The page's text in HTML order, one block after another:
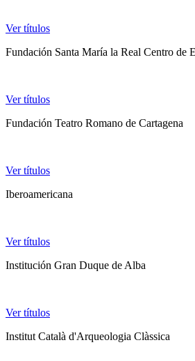
Ver títulos
Fundación Santa María la Real Centro de
Ver títulos
Fundación Teatro Romano de Cartagena
Ver títulos
Iberoamericana
Ver títulos
Institución Gran Duque de Alba
Ver títulos
Institut Català d'Arqueologia Clàssica